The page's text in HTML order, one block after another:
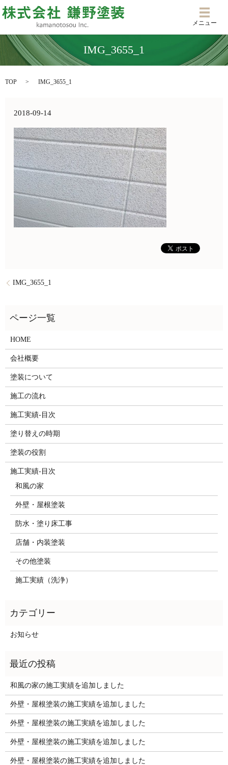
メニ
メニュー
IMG_3655_1
TOP IMG_3655_1
2018-09-14
IMG_3655_1
HOME
会社概要
塗装について
施工の流れ
施工実績-目次
塗り替えの時期
塗装の役割
施工実績-目次
和風の家
外壁・屋根塗装
防水・塗り床工事
店舗・内装塗装
その他塗装
施工実績（洗浄）
お知らせ
和風の家の施工実績を追加しました
外壁・屋根塗装の施工実績を追加しました
外壁・屋根塗装の施工実績を追加しました
外壁・屋根塗装の施工実績を追加しました
外壁・屋根塗装の施工実績を追加しました